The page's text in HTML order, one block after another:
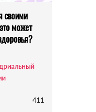
своими
может
411